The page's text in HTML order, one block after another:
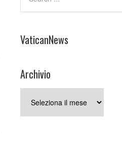
VaticanNews
Archivio